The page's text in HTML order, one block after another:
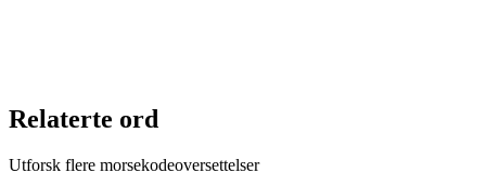
Relaterte ord
Utforsk flere morsekodeoversettelser